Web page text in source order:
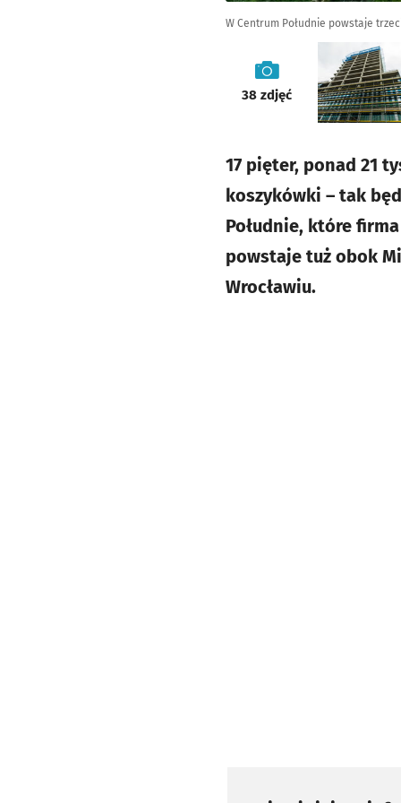
W Centrum Południe powstaje
galeria
38zdjęć
17 pięter, ponad 21
koszykówki – tak
Południe, które
powstaje tuż obok
Wrocławiu.